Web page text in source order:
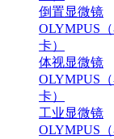
倒置显微镜
OLYMPUS（
卡）
体视显微镜
OLYMPUS（
卡）
工业显微镜
OLYMPUS（